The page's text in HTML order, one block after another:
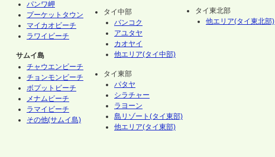
パンワ岬
プーケットタウン
マイカオビーチ
ラワイビーチ
サムイ島
チャウエンビーチ
チョンモンビーチ
ボプットビーチ
メナムビーチ
ラマイビーチ
その他(サムイ島)
タイ中部
バンコク
アユタヤ
カオヤイ
他エリア(タイ中部)
タイ東部
パタヤ
シラチャー
ラヨーン
島リゾート(タイ東部)
他エリア(タイ東部)
タイ東北部
他エリア(タイ東北部)